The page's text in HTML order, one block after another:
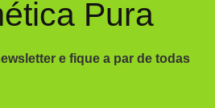
Pura
e fique a par de todas